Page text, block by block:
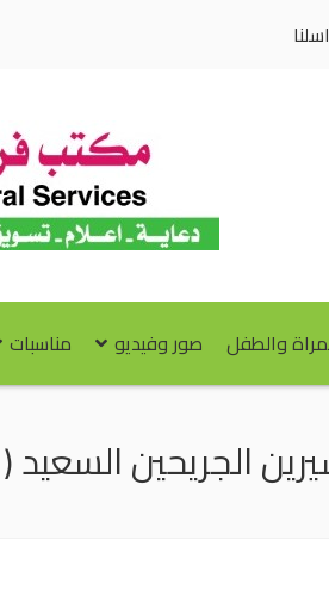
والطفل صور وفيديو مناسبات
الجريحين السعيد